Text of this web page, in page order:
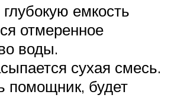
емкость
отмеренное
воды.
сухая смесь.
помощник, будет